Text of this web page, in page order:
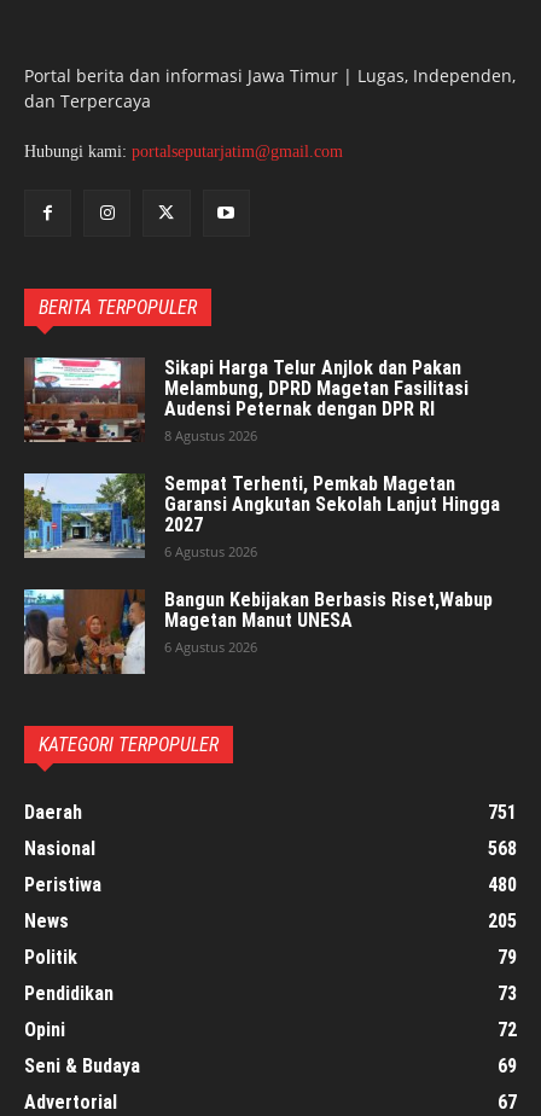
Portal berita dan informasi Jawa Timur | Lugas, Independen,
dan Terpercaya
Hubungi kami: portalseputarjatim@gmail.com
BERITA TERPOPULER
Sikapi Harga Telur Anjlok dan Pakan
Melambung, DPRD Magetan Fasilitasi
Audensi Peternak dengan DPR RI
8 Agustus 2026
Sempat Terhenti, Pemkab Magetan
Garansi Angkutan Sekolah Lanjut Hingga
2027
6 Agustus 2026
Bangun Kebijakan Berbasis Riset,Wabup
Magetan Manut UNESA
6 Agustus 2026
KATEGORI TERPOPULER
Daerah
751
Nasional
568
Peristiwa
480
News
205
Politik
79
Pendidikan
73
Opini
72
Seni & Budaya
69
Advertorial
67